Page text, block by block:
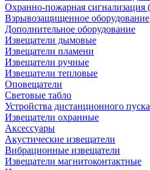
Охранно-пожарная
Взрывозащищенное оборудование
Дополнительное оборудование
Извещатели дымовые
Извещатели пламени
Извещатели ручные
Извещатели тепловые
Оповещатели
Световые табло
Устройства дистанционного пуска
Извещатели охранные
Аксессуары
Акустические извещатели
Вибрационные извещатели
Извещатели магнитоконтактные